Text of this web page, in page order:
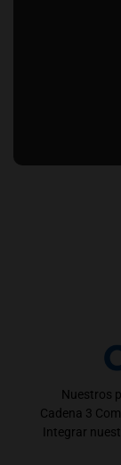
Nuestros
Cadena 3
Integrar